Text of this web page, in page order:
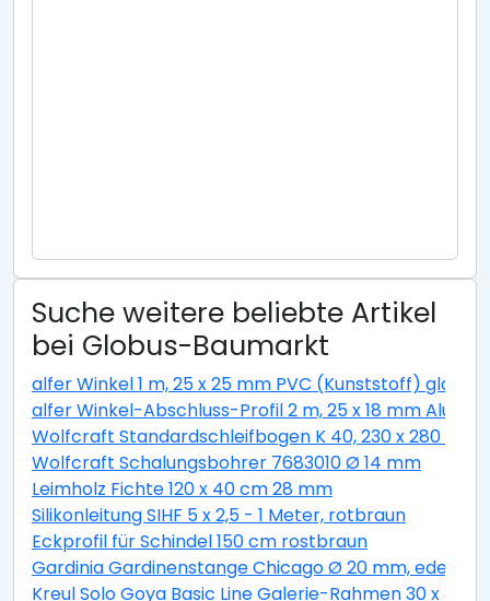
Suche weitere beliebte Artikel
bei Globus-Baumarkt
alfer Winkel 1 m, 25 x 25 mm PVC (Kunststoff) glatt
alfer Winkel-Abschluss-Profil 2 m, 25 x 18 mm
Wolfcraft Standardschleifbogen K 40, 230 x 280 cm
Wolfcraft Schalungsbohrer 7683010 Ø 14 mm
Leimholz Fichte 120 x 40 cm 28 mm
Silikonleitung SIHF 5 x 2,5 - 1 Meter, rotbraun
Eckprofil für Schindel 150 cm rostbraun
Gardinia Gardinenstange Chicago Ø 20 mm,
Kreul Solo Goya Basic Line Galerie-Rahmen 30 x 30